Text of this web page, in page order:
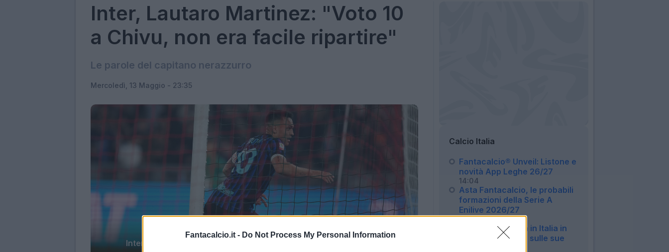
Fantacalcio.it - Do Not Process My Personal Information
Inter, Lautaro Martinez: "Voto 10
a Chivu, non era facile ripartire"
Le parole del capitano nerazzurro
Mercoledì, 13 Maggio - 23:35
Inter, Lautaro Martinez: "Voto 10 a Chivu, non era facile ripartire"
Calcio Italia
Fantacalcio® Unveil: Listone e
novità App Leghe 26/27
14:04
Asta Fantacalcio, le probabili
formazioni della Serie A
Enilive 2026/27
09:16
Milan, Gila rientra in Italia in
anticipo: le ultime sulle sue